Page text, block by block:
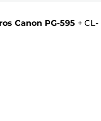
Canon PG-595 + CL-